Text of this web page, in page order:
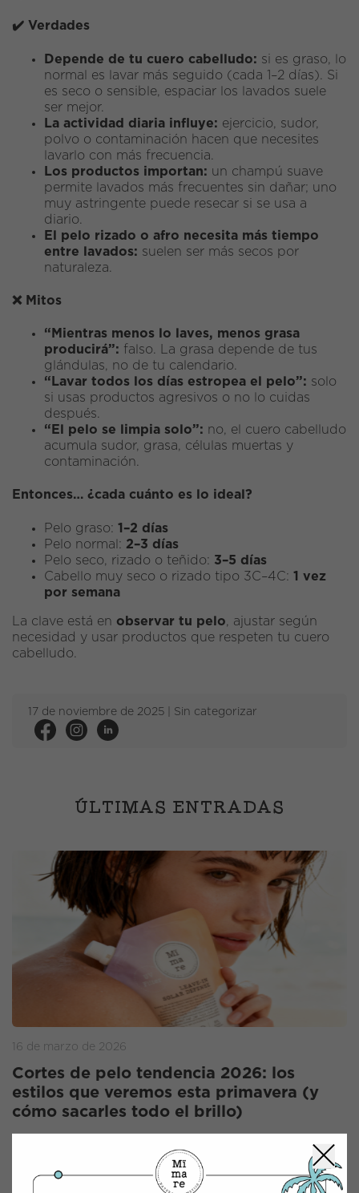
✔️ Verdades
Depende de tu cuero cabelludo: si es graso, lo
normal es lavar más seguido (cada 1–2 días). Si
es seco o sensible, espaciar los lavados suele
ser mejor.
La actividad diaria influye: ejercicio, sudor,
polvo o contaminación hacen que necesites
lavarlo con más frecuencia.
Los productos importan: un champú suave
permite lavados más frecuentes sin dañar; uno
muy astringente puede resecar si se usa a
diario.
El pelo rizado o afro necesita más tiempo
entre lavados: suelen ser más secos por
naturaleza.
❌ Mitos
“Mientras menos lo laves, menos grasa
producirá”: falso. La grasa depende de tus
glándulas, no de tu calendario.
“Lavar todos los días estropea el pelo”: solo
si usas productos agresivos o no lo cuidas
después.
“El pelo se limpia solo”: no, el cuero cabelludo
acumula sudor, grasa, células muertas y
contaminación.
Entonces… ¿cada cuánto es lo ideal?
Pelo graso: 1–2 días
Pelo normal: 2–3 días
Pelo seco, rizado o teñido: 3–5 días
Cabello muy seco o rizado tipo 3C–4C: 1 vez
por semana
La clave está en observar tu pelo , ajustar según
necesidad y usar productos que respeten tu cuero
cabelludo.
17 de noviembre de 2025 | Sin categorizar
ÚLTIMAS ENTRADAS
16 de marzo de 2026
Cortes de pelo tendencia 2026: los
estilos que veremos esta primavera (y
cómo sacarles todo el brillo)
primavera 2026: bob ladeado, lob con flequillo y
estilos con movimiento que triunfan en alfombras
rojas y pasarelas. Aprende cómo mantenerlos